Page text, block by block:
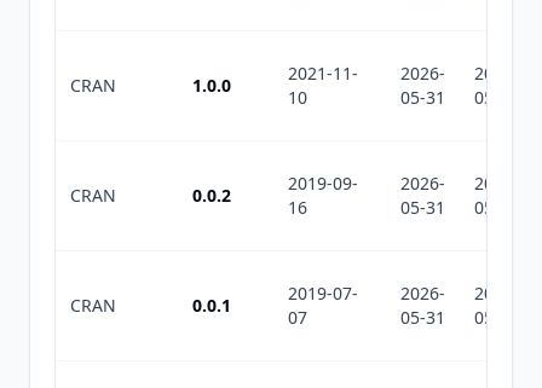
CRAN 1.0.0
2021-11-
10
2026-
05-31
2026-
05-31
CRAN 0.0.2
2019-09-
16
2026-
05-31
2026-
05-31
CRAN 0.0.1
2019-07-
07
2026-
05-31
2026-
05-31